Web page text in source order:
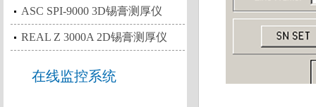
ASC SPI-9000 3D锡膏测厚仪
REAL Z 3000A 2D锡膏测厚仪
在线监控系统